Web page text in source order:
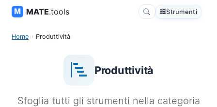
MATE.tools Strumenti
Home Produttività
Produttività
Sfoglia tutti gli strumenti nella categoria